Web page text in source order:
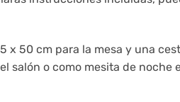
x 50 cm para la mesa y una
salón o como mesita de